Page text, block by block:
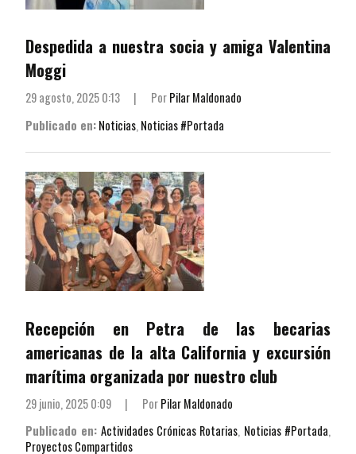
Despedida a nuestra socia y amiga Valentina
Moggi
29 agosto, 2025 0:13 | PorPilar Maldonado
Publicado en:Noticias, Noticias #Portada
Recepción en Petra de las becarias
americanas de la alta California y excursión
marítima organizada por nuestro club
29 junio, 2025 0:09 | PorPilar Maldonado
Publicado en: Actividades Crónicas Rotarias, Noticias #Portada,
Proyectos Compartidos